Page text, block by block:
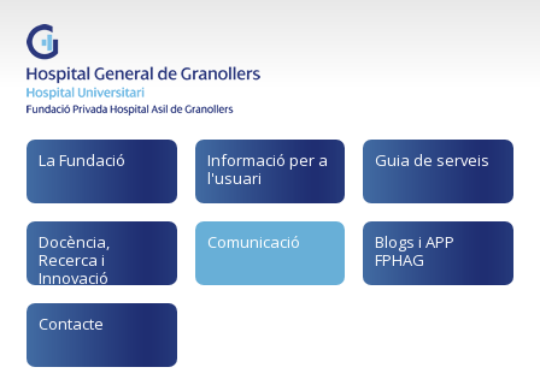
La Fundació
Informació per a
l'usuari
Guia de serveis
Docència,
Recerca i
Innovació
Comunicació
Blogs i APP
FPHAG
Contacte